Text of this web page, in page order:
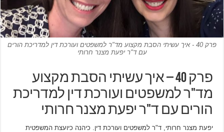
פרק 40 - איך עשיתי הסבת מקצוע מד"ר למשפטים ועורכת דין למדריכת הורים
עם ד"ר יפעת מצנר חרותי
פרק 40 – איך עשיתי הסבת מקצוע
מד"ר למשפטים ועורכת דין למדריכת
הורים עם ד"ר יפעת מצנר חרותי
יפעת מצנר חרותי, ד"ר למשפטים ועורכת דין. כיהנה כיועצת המשפטית